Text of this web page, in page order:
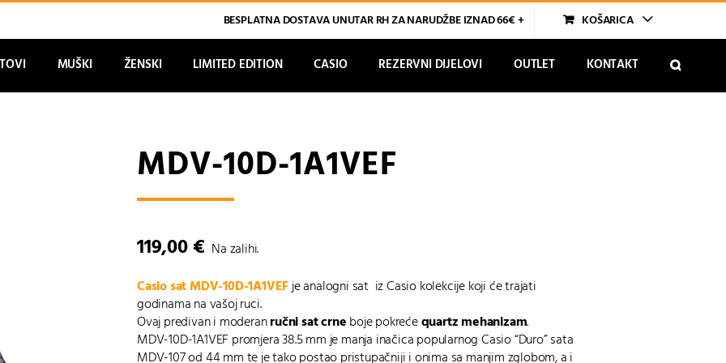
BESPLATNA DOSTAVA UNUTAR RH ZA NARUDŽBE IZNAD 66€ + KOŠARICA
MUŠKI ŽENSKI LIMITED EDITION CASIO REZERVNI DIJELOVI OUTLET KONTAKT
MDV-10D-1A1VEF
119,00€ Na zalihi.
Casio sat MDV-10D-1A1VEFje analogni sat iz Casio kolekcije koji će trajati
godinama na vašoj ruci.
Ovaj predivan i moderanručni sat crneboje pokrećequartz mehanizam.
MDV-10D-1A1VEF promjera 38.5 mm je manja inačica popularnog Casio “Duro” sata
MDV-107 od 44 mm te je tako postao pristupačniji i onima sa manjim zglobom, a i